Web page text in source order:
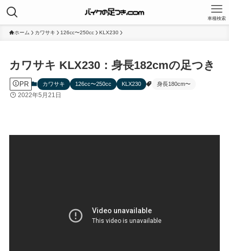
車種検索
ホーム カワサキ 126cc〜250cc KLX230
カワサキ KLX230：身長182cmの足つき
PR カワサキ 126cc〜250cc KLX230 身長180cm〜
2022年5月21日